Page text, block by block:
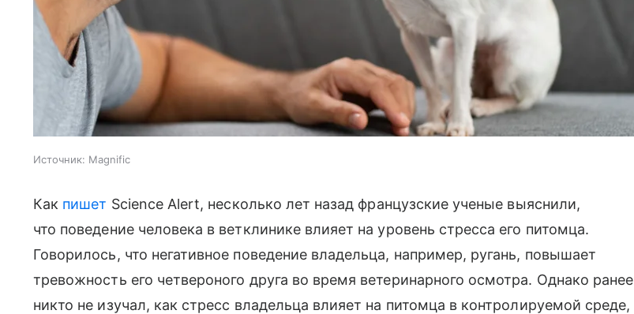
Источник: Magnific
Как пишет Science Alert, несколько лет назад французские ученые выяснили,
что поведение человека в ветклинике влияет на уровень стресса его питомца.
Говорилось, что негативное поведение владельца, например, ругань, повышает
тревожность его четвероного друга во время ветеринарного осмотра. Однако ранее
никто не изучал, как стресс владельца влияет на питомца в контролируемой среде,